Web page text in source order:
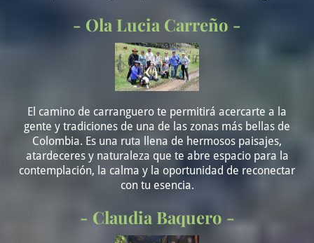
- Ola Lucia Carreño -
El camino de carranguero te permitirá acercarte a la
gente y tradiciones de una de las zonas más bellas de
Colombia. Es una ruta llena de hermosos paisajes,
atardeceres y naturaleza que te abre espacio para la
contemplación, la calma y la oportunidad de reconectar
con tu esencia.
- Claudia Baquero -